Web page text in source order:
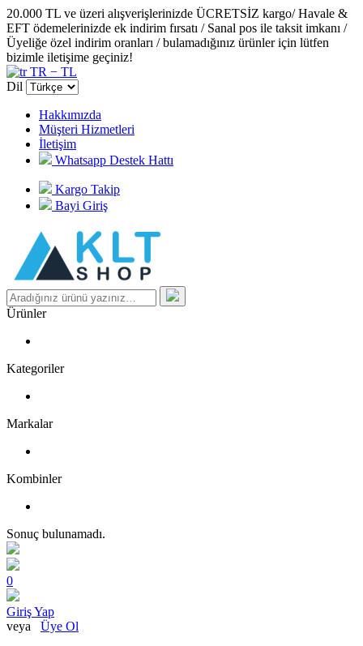
20.000 TL ve üzeri alışverişlerinizde ÜCRETSİZ kargo/ Havale &
EFT ödemelerinizde ek indirim fırsatı / Sanal pos ile taksit imkanı /
Üyeliğe özel indirim oranları / bulamadığınız ürünler için lütfen
bizimle iletişime geçiniz!
TR − TL
Dil
Hakkımızda
Müşteri Hizmetleri
İletişim
Whatsapp Destek Hattı
Kargo Takip
Bayi Giriş
Ürünler
Kategoriler
Markalar
Kombinler
Sonuç bulunamadı.
0
Giriş Yap
veya Üye Ol